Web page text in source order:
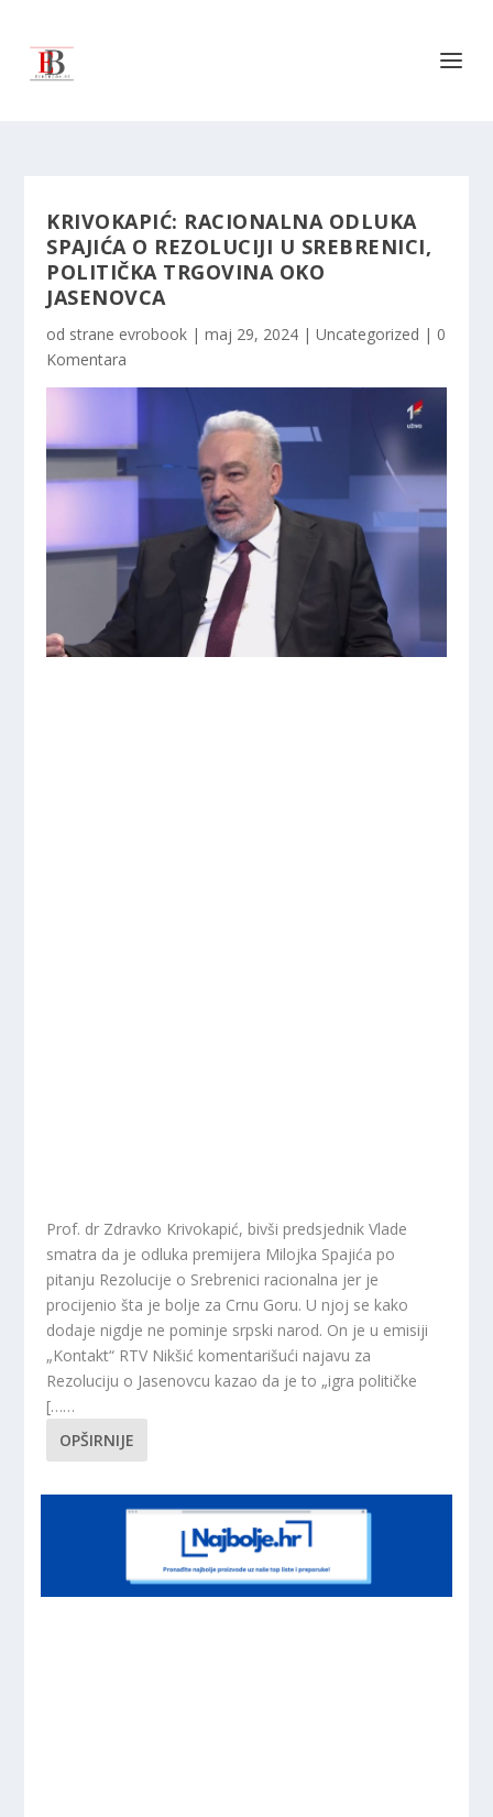
KRIVOKAPIĆ: RACIONALNA ODLUKA
SPAJIĆA O REZOLUCIJI U SREBRENICI,
POLITIČKA TRGOVINA OKO
JASENOVCA
od strane evrobook |maj 29, 2024 |Uncategorized | 0
Komentara
Prof. dr Zdravko Krivokapić, bivši predsjednik Vlade
smatra da je odluka premijera Milojka Spajića po
pitanju Rezolucije o Srebrenici racionalna jer je
procijenio šta je bolje za Crnu Goru. U njoj se kako
dodaje nigdje ne pominje srpski narod. On je u emisiji
„Kontakt“ RTV Nikšić komentarišući najavu za
Rezoluciju o Jasenovcu kazao da je to „igra političke
[……
OPŠIRNIJE